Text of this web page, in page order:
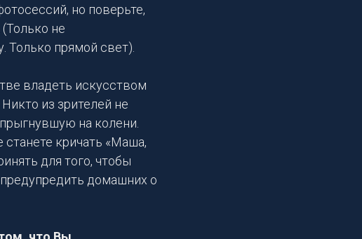
но поверьте,
не
Только прямой свет).
владеть искусством
из зрителей не
на колени.
кричать «Маша,
для того, чтобы
домашних о